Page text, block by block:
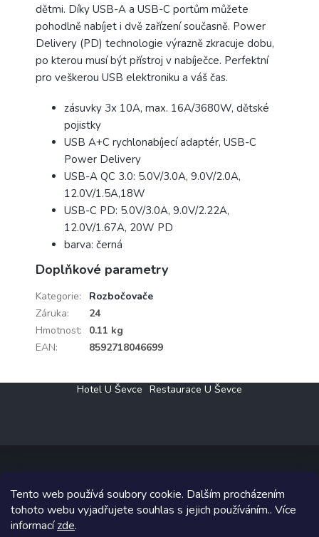
Tento web používá soubory cookie. Dalším procházením
tohoto webu vyjadřujete souhlas s jejich používáním.. Více
informacízde.
dětmi. Díky USB-A a USB-C portům můžete
pohodlně nabíjet i dvě zařízení současně. Power
Delivery (PD) technologie výrazně zkracuje dobu,
po kterou musí být přístroj v nabíječce. Perfektní
pro veškerou USB elektroniku a váš čas.
zásuvky 3x 10A, max. 16A/3680W, dětské
pojistky
USB A+C rychlonabíjecí adaptér, USB-C
Power Delivery
USB-A QC 3.0: 5.0V/3.0A, 9.0V/2.0A,
12.0V/1.5A,18W
USB-C PD: 5.0V/3.0A, 9.0V/2.22A,
12.0V/1.67A, 20W PD
barva: černá
Doplňkové parametry
Kategorie:
Rozbočovače
Záruka:
24
Hmotnost:
0.11 kg
EAN: 8592718046699
Hotel U Ševce Restaurace U Ševce
Copyright 2026Elektro Klesný s.r.o.. Všechna práva vyhrazena.
Grafický návrh vytvořil a na Shoptet implementoval